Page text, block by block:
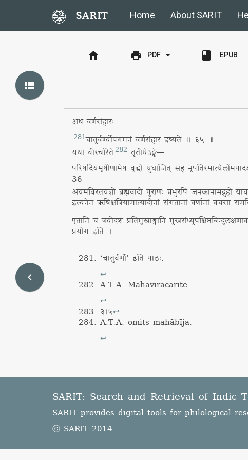
SARIT Home About SARIT
home print PDF book EPUB
view_list
navigate_before
अथ वर्णसंहारः—
281चातुर्वर्ण्योपगमनं वर्णसंहार इष्यते ॥ ३५ ॥
यथा वीरचरिते282 तृतीयेऽङ्के—
परिषदियमृषीणामेष वृद्धो युधाजित् सह
36
अयमविरतयज्ञो ब्रह्मवादी पुराणः प्रभुरपि जनकानामद्रुहो
इत्यनेन ऋषिक्षत्रियामात्यादीनां संगतानां वर्णानां वचसा
एतानि च त्रयोदश प्रतिमुखाङ्गानि
प्रयोग इति ।
‘चातुर्वर्णो’ इति पाठः.
↩
A.T.A. Mahāvīracarite.
↩
३।५↩
A.T.A. omits mahābīja.
↩
SARIT: Search and Retrieval of Indic
SARIT provides digital tools for philological
ⓒ SARIT 2014